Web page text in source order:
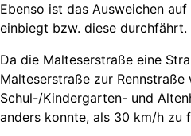
Ebenso ist das Ausweichen
einbiegt bzw. diese durchfährt.
Da die Malteserstraße eine
Malteserstraße zur
Schul-/Kindergarten- und
anders konnte, als 30 km/h zu